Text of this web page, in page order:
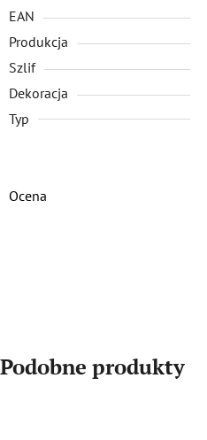
EAN
Produkcja
Szlif
Dekoracja
Typ
Ocena
Podobne produkty